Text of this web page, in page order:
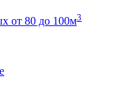
от 80 до 100м3